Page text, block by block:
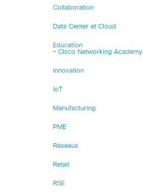
Collaboration
Data Center et Cloud
Education
– Cisco Networking Academy
Innovation
IoT
Manufacturing
PME
Réseaux
Retail
RSE